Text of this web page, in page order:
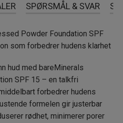
12
13
11
SPØRSMÅL & SVAR
Powder Foundation SPF
som forbedrer hudens klarhet
hud med bareMinerals
SPF 15 – en talkfri
forbedrer hudens
formelen gir justerbar
rødhet, minimerer porer